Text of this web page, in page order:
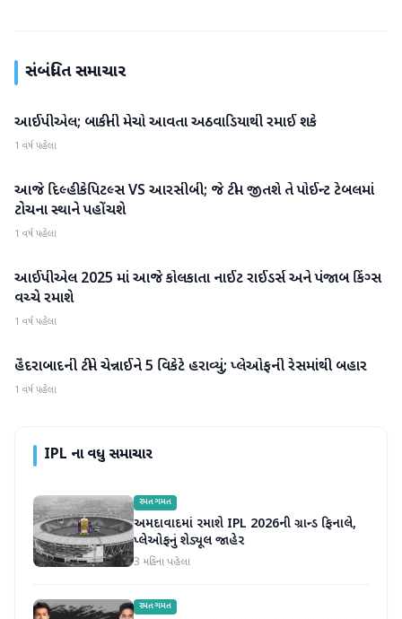
સંબંધિત સમાચાર
IPL
આઈપીએલ; બાકીની મેચો આવતા અઠવાડિયાથી રમાઈ શકે
1 વર્ષ પહેલા
IPL
આજે દિલ્હી કેપિટલ્સ VS આરસીબી; જે ટીમ જીતશે તે પોઈન્ટ ટેબલમાં
ટોચના સ્થાને પહોંચશે
1 વર્ષ પહેલા
IPL
આઈપીએલ 2025 માં આજે કોલકાતા નાઈટ રાઈડર્સ અને પંજાબ કિંગ્સ
વચ્ચે રમાશે
1 વર્ષ પહેલા
IPL
હૈદરાબાદની ટીમે ચેન્નાઈને 5 વિકેટે હરાવ્યું; પ્લેઓફની રેસમાંથી બહાર
1 વર્ષ પહેલા
IPL ના વધુ સમાચાર
રમતગમત
અમદાવાદમાં રમાશે IPL 2026ની ગ્રાન્ડ ફિનાલે,
પ્લેઓફનું શેડ્યૂલ જાહેર
3 મહિના પહેલા
રમતગમત